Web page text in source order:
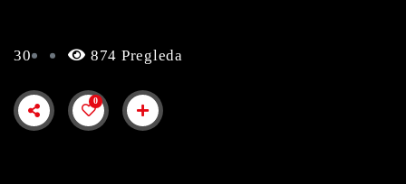
30 874 Pregleda
0